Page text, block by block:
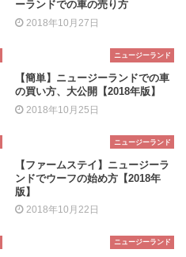
ーランドでの車の売り方
2018年10月27日
ニュージーランド
【簡単】ニュージーランドでの車
の買い方、大公開【2018年版】
2018年10月25日
ニュージーランド
【ファームステイ】ニュージーラ
ンドでウーフの始め方【2018年
版】
2018年10月22日
ニュージーランド